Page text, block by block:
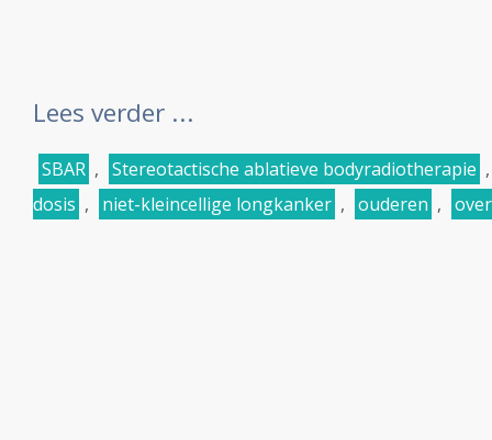
Lees verder ...
SBAR , Stereotactische ablatieve bodyradiotherapie
dosis , niet-kleincellige longkanker , ouderen ,